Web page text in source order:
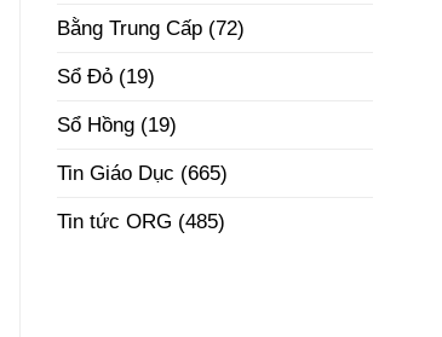
Đúng
Pháp
Bằng Trung Cấp(72)
Sổ Đỏ(19)
Sổ Hồng(19)
Tin Giáo Dục (665)
Tin tức ORG (485)